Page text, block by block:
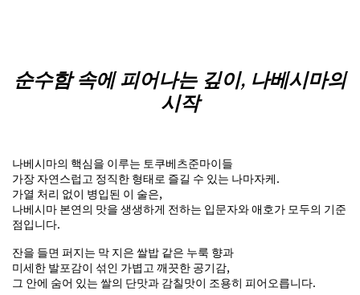
순수함 속에 피어나는 깊이, 나베시마의
시작
나베시마의 핵심을 이루는 토쿠베츠준마이들
가장 자연스럽고 정직한 형태로 즐길 수 있는 나마자케.
가열 처리 없이 병입된 이 술은,
나베시마 본연의 맛을 생생하게 전하는 입문자와 애호가 모두의 기준
점입니다.
잔을 들면 퍼지는 막 지은 쌀밥 같은 누룩 향과
미세한 발포감이 섞인 가볍고 깨끗한 공기감,
그 안에 숨어 있는 쌀의 단맛과 감칠맛이 조용히 피어오릅니다.